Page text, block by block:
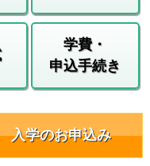
学費・
申込手続き
入学のお申込み